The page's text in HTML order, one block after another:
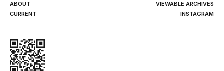
ABOUT
VIEWABLE ARCHIVES
CURRENT
INSTAGRAM